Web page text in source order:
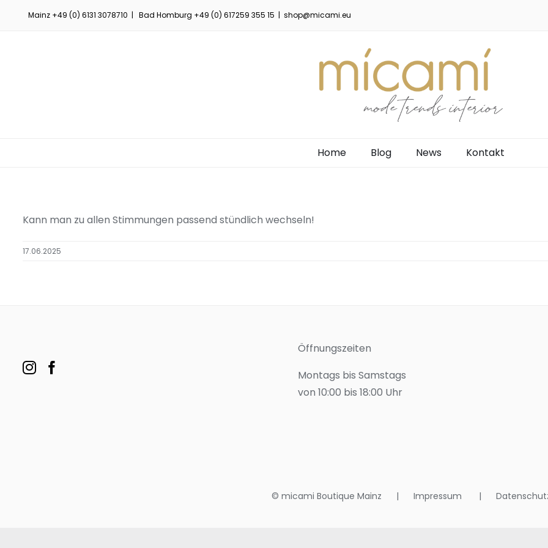
Mainz +49 (0) 6131 3078710 | Bad Homburg +49 (0) 617259 355 15 | shop@micami.eu
Home Blog News Kontakt
Kann man zu allen Stimmungen passend stündlich wechseln!
17.06.2025
Öffnungszeiten
Montags bis Samstags
von 10:00 bis 18:00 Uhr
© micami Boutique Mainz | Impressum |